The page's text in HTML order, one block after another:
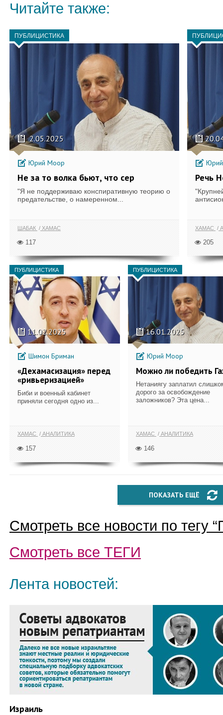
Читайте также:
ПУБЛИЦИСТИКА
2.05.2025
Юрий Моор
Не за то волка бьют, что сер
"Я не поддерживаю конспиративную теорию о
предательстве, о намеренном...
ШАБАК ХАМАС
117
Речь
ХАМАС
205
ПУБЛИЦИСТИКА
11.02.2025
Шимон Бриман
«Дехамасизация» перед
«ривьеризацией»
Биби и военный кабинет
приняли сегодня одно из...
ХАМАС АНАЛИТИКА
157
ПУБЛИЦИСТИКА
16.01.2025
Юрий Моор
Можно ли победить
Нетаниягу заплатил
дорого за освобождение
заложников? Эта цена...
ХАМАС АНАЛИТИКА
146
ПОКАЗАТЬ ЕЩЁ
Смотреть все новости по тегу “
Смотреть все ТЕГИ
Лента новостей:
Израиль